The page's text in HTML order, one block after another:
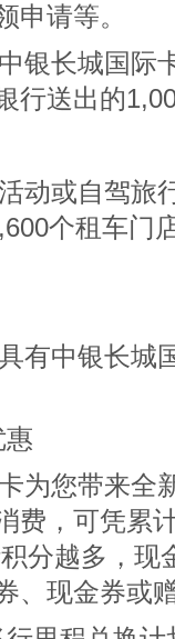
申请等。
银长城国际
行送出的
动或自驾旅
个租车门
有中银长城
惠
为您带来全
费，可凭累
分越多，现
、现金券或